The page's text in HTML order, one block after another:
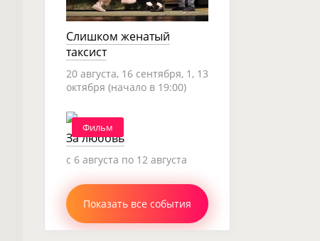
Слишком женатый
таксист
20 августа, 16 сентября, 1, 13
октября (начало в 19:00)
Фильм
За любовь
c 6 августа по 12 августа
Показать все события